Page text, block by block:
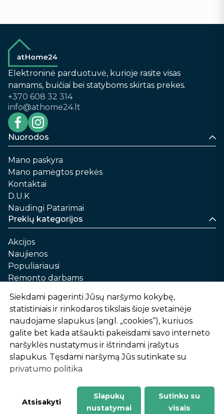
Elektroninė parduotuvė, kurioje rasite visas
namams, buičiai bei statyboms skirtas prekes.
+370 608 32 314
info@athome24.lt
Nuorodos
Mano paskyra
Mano pamėgtos prekės
Kontaktai
D.U.K
Naudingi Patarimai
Prekių kategorijos
Akcijos
Naujienos
Populiariausi
Remonto darbams
Automobilių priežiūrai
Sodui ir daržui
Informacija
Apie mus
Prekių pirkimo – pardavimo taisyklės
Prekių pristatymas ir atsiėmimas
Siekdami pagerinti Jūsų naršymo kokybę,
statistiniais ir rinkodaros tikslais šioje svetainėje
naudojame slapukus (angl. „cookies“), kuriuos
galite bet kada atšaukti pakeisdami savo interneto
naršyklės nustatymus ir ištrindami įrašytus
slapukus. Tęsdami naršymą Jūs sutinkate su
privatumo politika
Atsisakyti
Slapukų
nustatymai
Sutinku su
visais